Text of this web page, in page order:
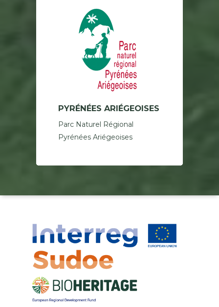
PYRÉNÉES ARIÉGEOISES
Parc Naturel Régional
Pyrénées Ariégeoises